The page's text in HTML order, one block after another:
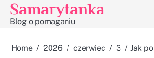
Skip
content
Samarytanka
Blog o pomaganiu
Home 2026 czerwiec 3 Jak